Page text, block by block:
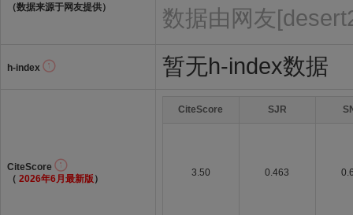
（数据来源于网友提供）
数据由网友
h-index 暂无h-index数据
CiteScore
（ 2026年6月最新版 ）
CiteScore SJR
3.50 0.463